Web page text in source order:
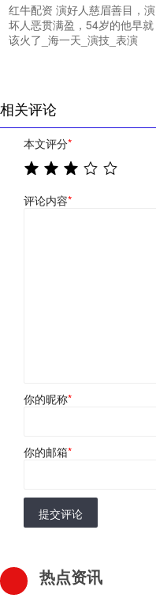
红牛配资 演好人慈眉善目，演
坏人恶贯满盈，54岁的他早就
该火了_海一天_演技_表演
相关评论
本文评分*
评论内容*
你的昵称*
你的邮箱*
提交评论
热点资讯